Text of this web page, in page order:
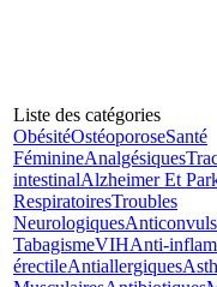
Liste des catégories
ObésitéOstéoporoseSanté
FéminineAnalgésiques
intestinalAlzheimer Et
RespiratoiresTroubles
Neurologiques
TabagismeVIHAnti-
érectileAntiallergiques